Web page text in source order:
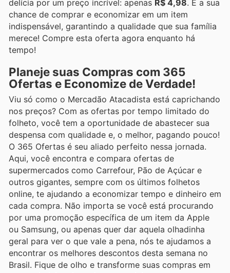
delícia por um preço incrível: apenas R$ 4,98. É a sua
chance de comprar e economizar em um item
indispensável, garantindo a qualidade que sua família
merece! Compre esta oferta agora enquanto há
tempo!
Planeje suas Compras com 365
Ofertas e Economize de Verdade!
Viu só como o Mercadão Atacadista está caprichando
nos preços? Com as ofertas por tempo limitado do
folheto, você tem a oportunidade de abastecer sua
despensa com qualidade e, o melhor, pagando pouco!
O 365 Ofertas é seu aliado perfeito nessa jornada.
Aqui, você encontra e compara ofertas de
supermercados como Carrefour, Pão de Açúcar e
outros gigantes, sempre com os últimos folhetos
online, te ajudando a economizar tempo e dinheiro em
cada compra. Não importa se você está procurando
por uma promoção específica de um item da Apple
ou Samsung, ou apenas quer dar aquela olhadinha
geral para ver o que vale a pena, nós te ajudamos a
encontrar os melhores descontos desta semana no
Brasil. Fique de olho e transforme suas compras em